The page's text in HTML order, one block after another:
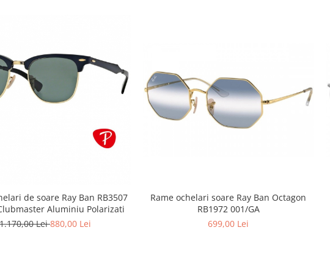
de soare Ray Ban RB3507
Aluminiu Polarizati
Lei880,00 Lei
Rame ochelari soare Ray Ban Octagon
RB1972 001/GA
699,00 Lei